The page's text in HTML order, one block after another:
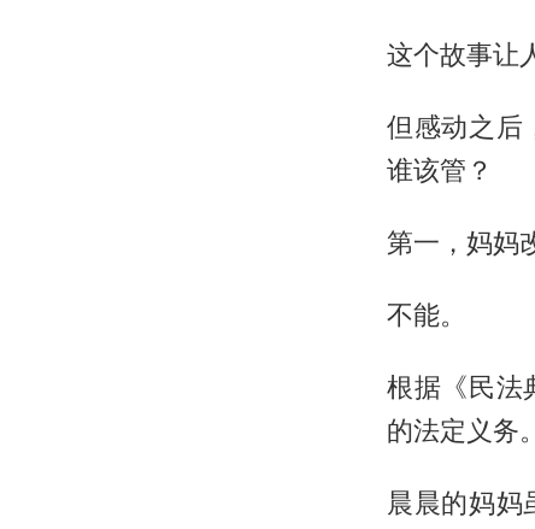
这个故事让
但感动之后
谁该管？
第一，妈妈
不能。
根据《民法
的法定义务
晨晨的妈妈